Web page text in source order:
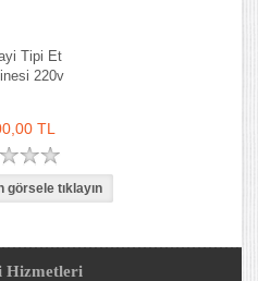
Tipi Et
220v
TL
Hizmetleri